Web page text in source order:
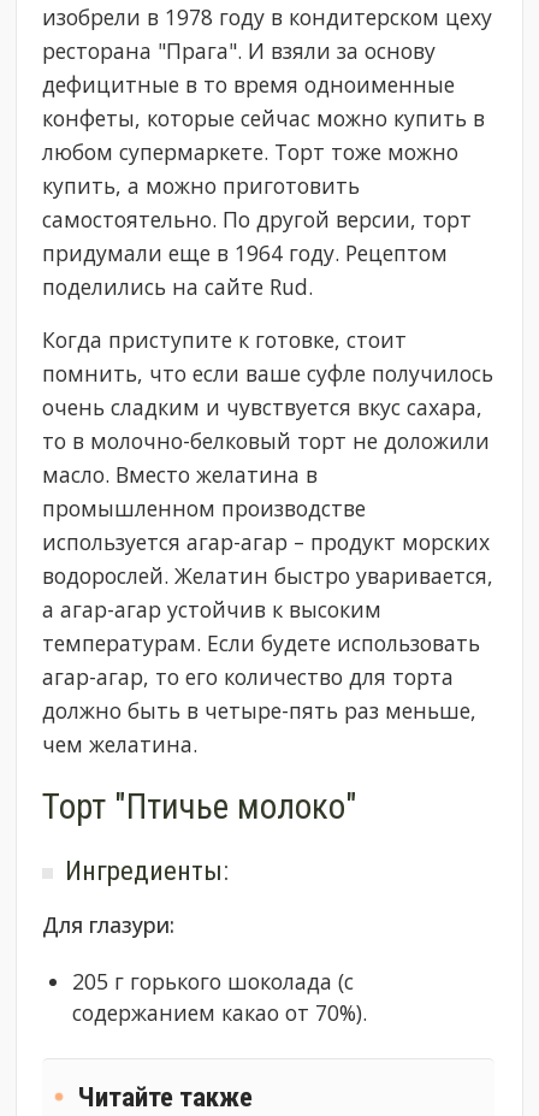
изобрели в 1978 году в кондитерском цеху
ресторана "Прага". И взяли за основу
дефицитные в то время одноименные
конфеты, которые сейчас можно купить в
любом супермаркете. Торт тоже можно
купить, а можно приготовить
самостоятельно. По другой версии, торт
придумали еще в 1964 году. Рецептом
поделились на сайте Rud.
Когда приступите к готовке, стоит
помнить, что если ваше суфле получилось
очень сладким и чувствуется вкус сахара,
то в молочно-белковый торт не доложили
масло. Вместо желатина в
промышленном производстве
используется агар-агар – продукт морских
водорослей. Желатин быстро уваривается,
а агар-агар устойчив к высоким
температурам. Если будете использовать
агар-агар, то его количество для торта
должно быть в четыре-пять раз меньше,
чем желатина.
Торт "Птичье молоко"
Ингредиенты:
Для глазури:
205 г горького шоколада (с
содержанием какао от 70%).
Читайте также